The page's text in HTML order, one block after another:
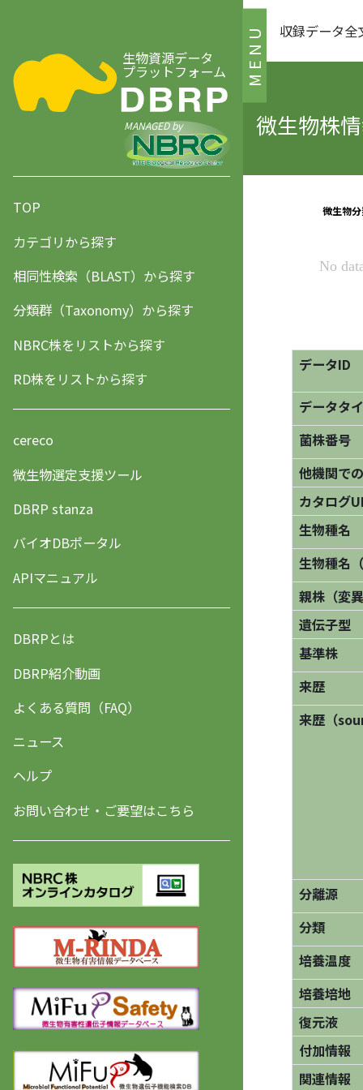
MENU
生物資源データ
プラットフォーム
MANAGED by
TOP
カテゴリから探す
相同性検索（BLAST）から探す
分類群（Taxonomy）から探す
NBRC株をリストから探す
RD株をリストから探す
cereco
微生物選定支援ツール
DBRP stanza
バイオDBポータル
APIマニュアル
DBRPとは
DBRP紹介動画
よくある質問（FAQ）
ニュース
ヘルプ
お問い合わせ・ご要望はこちら
収録データ全
微生物株
データID
データタ
菌株番号
他機関で
カタログ
生物種名
生物種名
親株（変
遺伝子型
基準株
来歴
来歴（
分離源
分類
培養温度
培養培地
復元液
付加情報
関連情報